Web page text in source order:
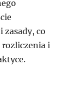
zasady, co
rozliczenia i